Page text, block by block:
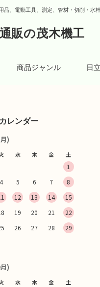
品、電動工具、測定、管材・切削・水
販の茂木機工
商品ジャンル 日
レンダー
)
水 木 金 土
1
4 5 6 7
8
12 13 14
15
19 20 21
22
26 27 28
29
)
水 木 金 土